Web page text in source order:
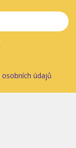
osobních údajů